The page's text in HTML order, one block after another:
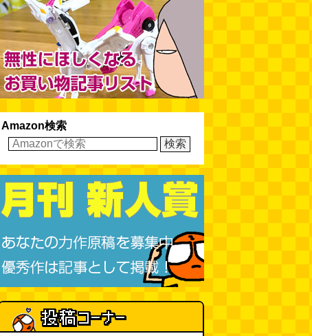
eco小（2026.8.3 朝エッセイと更
新情報）(ほり) (08.03 10:00)
Amazon検索